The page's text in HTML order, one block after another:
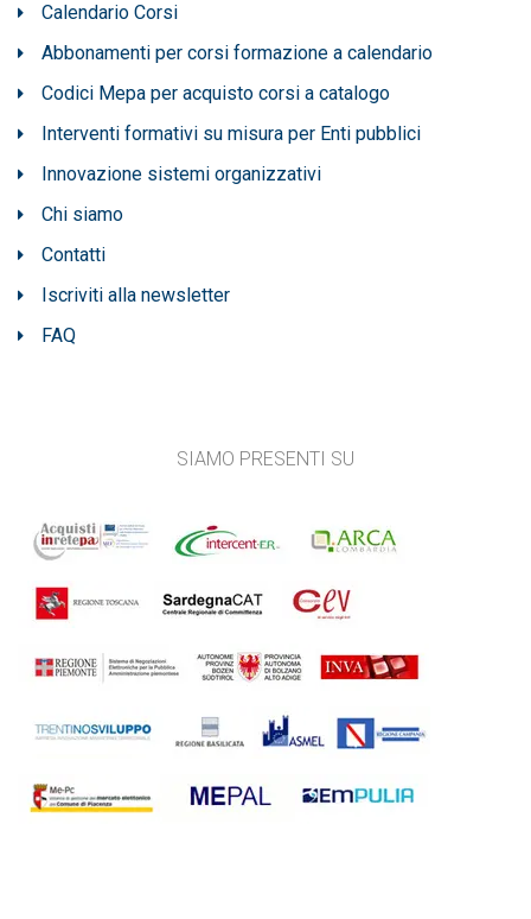
Calendario Corsi
Abbonamenti per corsi formazione a calendario
Codici Mepa per acquisto corsi a catalogo
Interventi formativi su misura per Enti pubblici
Innovazione sistemi organizzativi
Chi siamo
Contatti
Iscriviti alla newsletter
FAQ
SIAMO PRESENTI SU